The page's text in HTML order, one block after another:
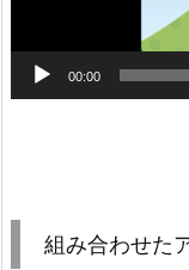
00:00
組み合わせた